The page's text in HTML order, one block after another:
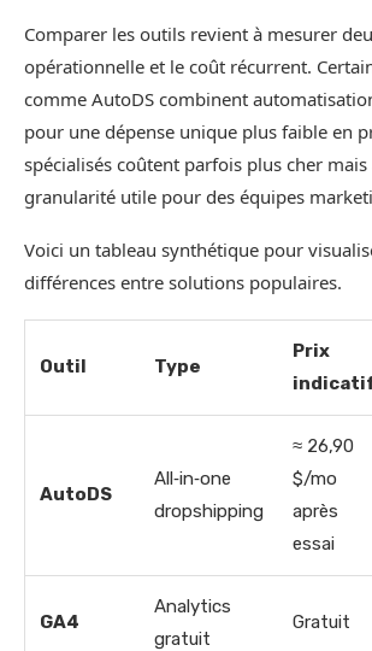
Comparer les outils revient à mesurer
opérationnelle et le coût récurrent.
comme AutoDS combinent
pour une dépense unique plus faible en
spécialisés coûtent parfois plus cher
granularité utile pour des équipes
Voici un tableau synthétique pour
différences entre solutions populaires.
Outil Type
Prix
AutoDS
All‑in‑one
dropshipping
≈ 26,90
$/mo
après
essai
GA4
Analytics
gratuit
Gratuit